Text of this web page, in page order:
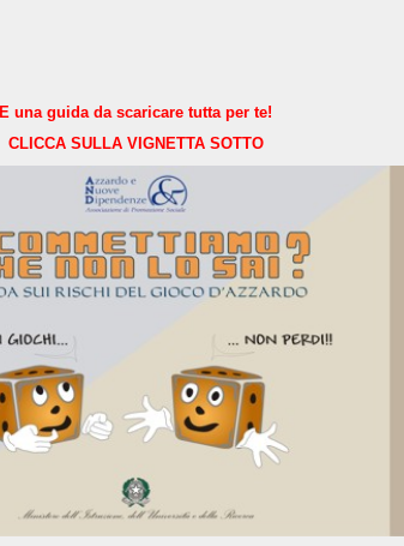
E una guida da scaricare tutta per te!
CLICCA SULLA VIGNETTA SOTTO